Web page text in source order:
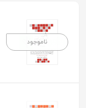
ناموجود